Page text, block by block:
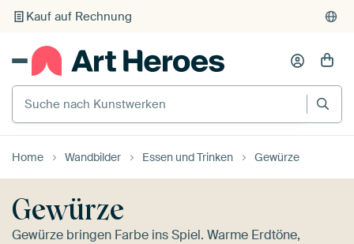
Individueller Druck auf Bestellung
Suche nach Kunstwerken
Home Wandbilder Essen und Trinken Gewürze
Gewürze
Gewürze bringen Farbe ins Spiel. Warme Erdtöne,